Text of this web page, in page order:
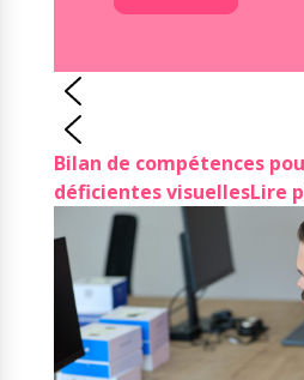
Bilan de compétences
déficientes visuellesLire